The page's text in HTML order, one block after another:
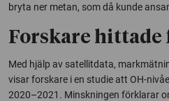
bryta ner metan, som då kunde
Forskare
Med hjälp av satellitdata,
visar forskare i en studie att OH-
2020–2021. Minskningen förklarar